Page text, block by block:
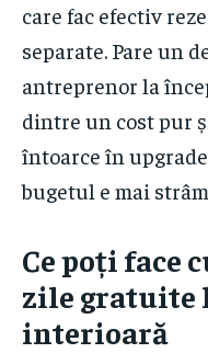
care fac efectiv
separate. Pare un
antreprenor la
dintre un cost pur
întoarce în
bugetul e mai
Ce poți face
zile gratuite
interioară